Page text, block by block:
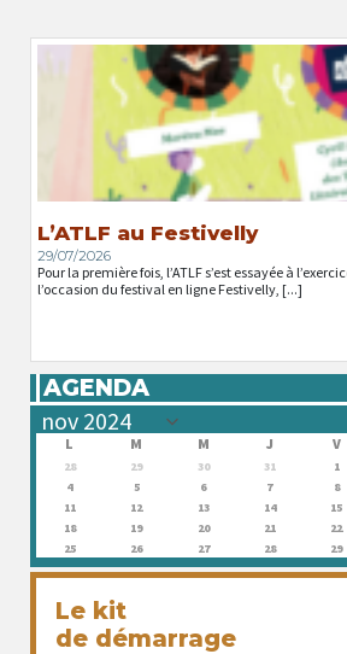
L’ATLF au Festivelly
29/07/2026
Pour la première fois, l’ATLF s’est essayée à
l’occasion du festival en ligne Festivelly, [...]
AGENDA
L M M J V
28 29 30 31 1
4
5 6 7 8
11
12 13 14 15
18
19 20 21 22
25
26 27 28 29
Le kit
de démarrage